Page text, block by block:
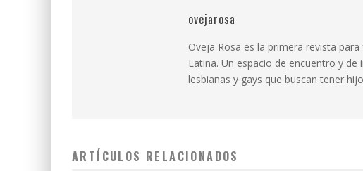
ovejarosa
Oveja Rosa es la primera revista
Latina. Un espacio de encuentro y
lesbianas y gays que buscan tener
ARTÍCULOS RELACIONADOS